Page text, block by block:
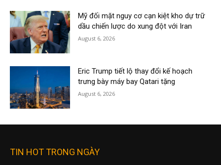
Mỹ đối mặt nguy cơ cạn kiệt kho dự trữ
dầu chiến lược do xung đột với Iran
August 6, 2026
Eric Trump tiết lộ thay đổi kế hoạch
trưng bày máy bay Qatari tặng
August 6, 2026
TIN HOT TRONG NGÀY